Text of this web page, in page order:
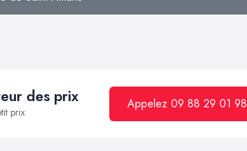
des prix
prix
Appelez 09 88 29 01 98